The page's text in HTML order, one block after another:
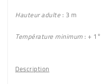
Hauteur adulte : 3 m
Température minimum : + 1°
Description